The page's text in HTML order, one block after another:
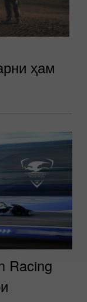
ҳам
Racing